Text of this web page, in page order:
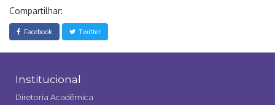
Compartilhar:
Facebook Twitter
Institucional
Diretoria Acadêmica